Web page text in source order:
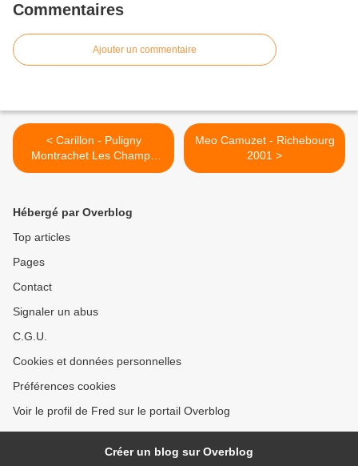
Commentaires
Ajouter un commentaire
< Carillon - Puligny
Montrachet Les Champs
Canets 2008
Meo Camuzet - Richebourg
2001 >
Hébergé par Overblog
Top articles
Pages
Contact
Signaler un abus
C.G.U.
Cookies et données personnelles
Préférences cookies
Voir le profil de Fred sur le portail Overblog
Créer un blog sur Overblog